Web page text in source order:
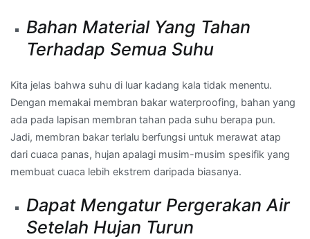
Bahan Material Yang Tahan
Terhadap Semua Suhu
Kita jelas bahwa suhu di luar kadang kala tidak menentu.
Dengan memakai membran bakar waterproofing, bahan yang
ada pada lapisan membran tahan pada suhu berapa pun.
Jadi, membran bakar terlalu berfungsi untuk merawat atap
dari cuaca panas, hujan apalagi musim-musim spesifik yang
membuat cuaca lebih ekstrem daripada biasanya.
Dapat Mengatur Pergerakan Air
Setelah Hujan Turun